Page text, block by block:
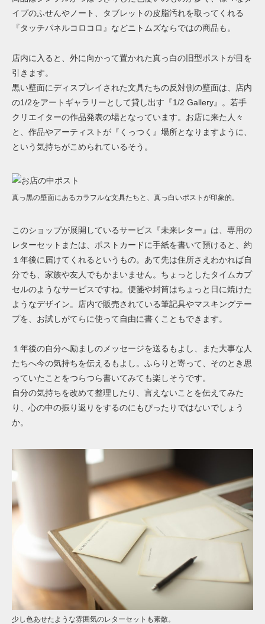
イプのふせんやノート、タブレットの皮脂汚れを取ってくれる
『タッチパネルコロコロ』などニトムズならではの商品も。
店内に入ると、外に向かって置かれた真っ白の旧型ポストが目を
引きます。
黒い壁面にディスプレイされた文具たちの反対側の壁面は、店内
の1/2をアートギャラリーとして貸し出す『1/2 Gallery』。若手
クリエイターの作品発表の場となっています。お店に来た人々
と、作品やアーティストが『くっつく』場所となりますように、
という気持ちがこめられているそう。
真っ黒の壁面にあるカラフルな文具たちと、真っ白いポストが印象的。
このショップが展開しているサービス『未来レター』は、専用の
レターセットまたは、ポストカードに手紙を書いて預けると、 約
１年後に届けてくれるというもの。 あて先は住所さえわかれば自
分でも、家族や友人でもかまいません。ちょっとしたタイムカプ
セルのようなサービスですね。便箋や封筒はちょっと日に焼けた
ようなデザイン。店内で販売されている筆記具やマスキングテー
プを、お試しがてらに使って自由に書くこともできます。
１年後の自分へ励ましのメッセージを送るもよし、また大事な人
たちへ今の気持ちを伝えるもよし。ふらりと寄って、そのとき思
っていたことをつらつら書いてみても楽しそうです。
自分の気持ちを改めて整理したり、言えないことを伝えてみた
り、心の中の振り返りをするのにもぴったりではないでしょう
か。
少し色あせたような雰囲気のレターセットも素敵。